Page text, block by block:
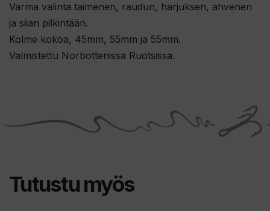
Varma valinta taimenen, raudun, harjuksen, ahvenen
ja siian pilkintään.
Kolme kokoa, 45mm, 55mm ja 55mm.
Valmistettu Norbottenissa Ruotsissa.
Tutustu myös